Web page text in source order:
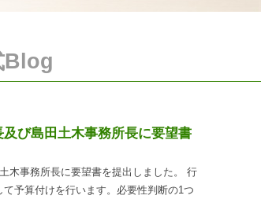
Blog
び島田土木事務所長に要望書
木事務所長に要望書を提出しました。 行
予算付けを行います。必要性判断の1つ